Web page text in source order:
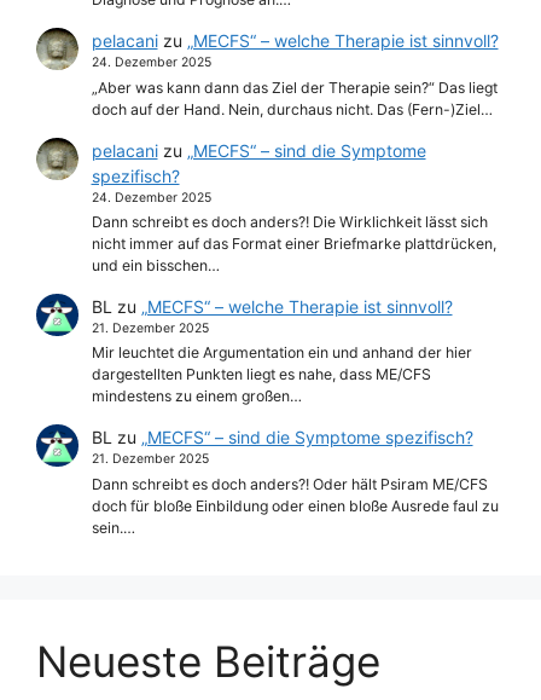
pelacanizu „MECFS“ – welche Therapie ist sinnvoll?
24. Dezember 2025
„Aber was kann dann das Ziel der Therapie sein?“ Das liegt
doch auf der Hand. Nein, durchaus nicht. Das (Fern-)Ziel…
pelacanizu „MECFS“ – sind die Symptome
spezifisch?
24. Dezember 2025
Dann schreibt es doch anders?! Die Wirklichkeit lässt sich
nicht immer auf das Format einer Briefmarke plattdrücken,
und ein bisschen…
BL zu „MECFS“ – welche Therapie ist sinnvoll?
21. Dezember 2025
Mir leuchtet die Argumentation ein und anhand der hier
dargestellten Punkten liegt es nahe, dass ME/CFS
mindestens zu einem großen…
BL zu „MECFS“ – sind die Symptome spezifisch?
21. Dezember 2025
Dann schreibt es doch anders?! Oder hält Psiram ME/CFS
doch für bloße Einbildung oder einen bloße Ausrede faul zu
sein.…
Neueste Beiträge